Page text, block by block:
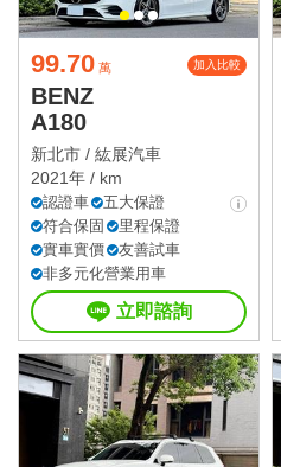
99.70 萬 加入比較
BENZ
A180
新北市 / 紘展汽車
2021年 / km
認證車
五大保證
符合保固
里程保證
實車實價
友善試車
非多元化營業用車
立即諮詢